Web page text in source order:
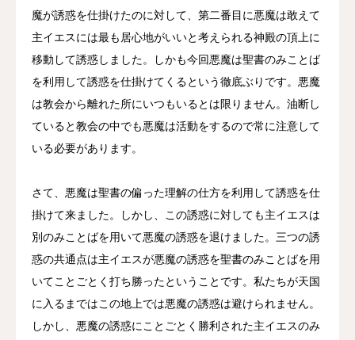
魔が誘惑を仕掛けたのに対して、第二番目に悪魔は敢えて
主イエスには最も居心地がいいと考えられる神殿の頂上に
移動して誘惑しました。しかも今回悪魔は聖書のみことば
を利用して誘惑を仕掛けてくるという徹底ぶりです。悪魔
は教会から離れた所にいつもいるとは限りません。油断し
ていると教会の中でも悪魔は活動をするので常に注意して
いる必要があります。
さて、悪魔は聖書の偏った理解の仕方を利用して誘惑を仕
掛けて来ました。しかし、この誘惑に対しても主イエスは
別のみことばを用いて悪魔の誘惑を退けました。三つの誘
惑の共通点は主イエスが悪魔の誘惑を聖書のみことばを用
いてことごとく打ち勝ったということです。私たちが天国
に入るまではこの地上では悪魔の誘惑は避けられません。
しかし、悪魔の誘惑にことごとく勝利された主イエスのみ